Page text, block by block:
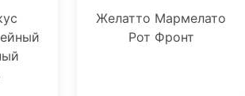
Желатто Мармелато
Рот Фронт